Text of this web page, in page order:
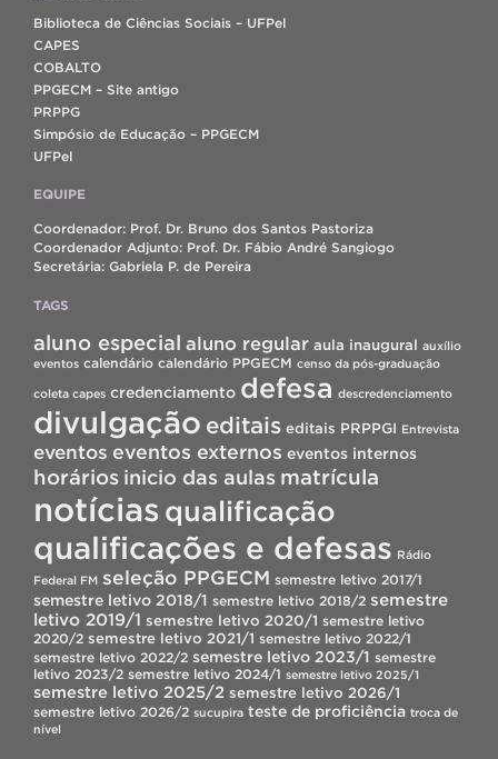
Biblioteca de Ciências Sociais – UFPel
CAPES
COBALTO
PPGECM – Site antigo
PRPPG
Simpósio de Educação – PPGECM
UFPel
EQUIPE
Coordenador: Prof. Dr. Bruno dos Santos Pastoriza
Coordenador Adjunto: Prof. Dr. Fábio André Sangiogo
Secretária: Gabriela P. de Pereira
TAGS
aluno especial aluno regular aula inaugural auxílio
eventos calendário calendário PPGECM censo da pós-graduação
coleta capes credenciamento defesa descredenciamento
divulgação editais editais PRPPGI Entrevista
eventos eventos externos eventos internos
horários inicio das aulas matrícula
notícias qualificação
qualificações e defesas Rádio
Federal FM seleção PPGECM semestre letivo 2017/1
semestre letivo 2018/1 semestre letivo 2018/2 semestre
letivo 2019/1 semestre letivo 2020/1 semestre letivo
2020/2 semestre letivo 2021/1 semestre letivo 2022/1
semestre letivo 2022/2 semestre letivo 2023/1 semestre
letivo 2023/2 semestre letivo 2024/1 semestre letivo 2025/1
semestre letivo 2025/2 semestre letivo 2026/1
semestre letivo 2026/2 sucupira teste de proficiência troca de
nível